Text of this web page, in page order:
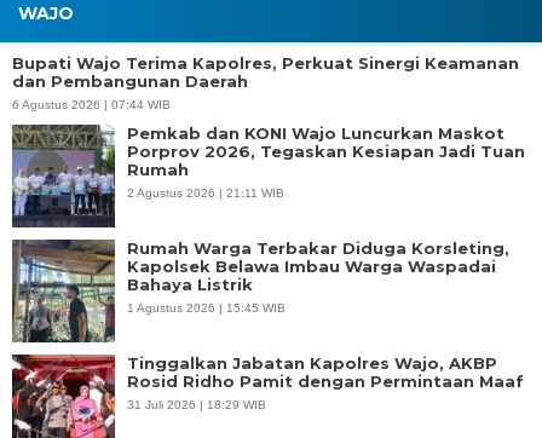
WAJO
Bupati Wajo Terima Kapolres, Perkuat Sinergi Keamanan
dan Pembangunan Daerah
6 Agustus 2026 | 07:44 WIB
Pemkab dan KONI Wajo Luncurkan Maskot
Porprov 2026, Tegaskan Kesiapan Jadi Tuan
Rumah
2 Agustus 2026 | 21:11 WIB
Rumah Warga Terbakar Diduga Korsleting,
Kapolsek Belawa Imbau Warga Waspadai
Bahaya Listrik
1 Agustus 2026 | 15:45 WIB
Tinggalkan Jabatan Kapolres Wajo, AKBP
Rosid Ridho Pamit dengan Permintaan Maaf
31 Juli 2026 | 18:29 WIB